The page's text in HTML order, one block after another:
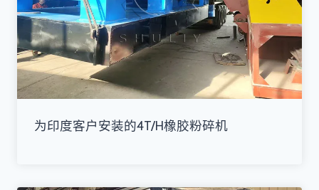
为印度客户安装的4T/H橡胶粉碎机